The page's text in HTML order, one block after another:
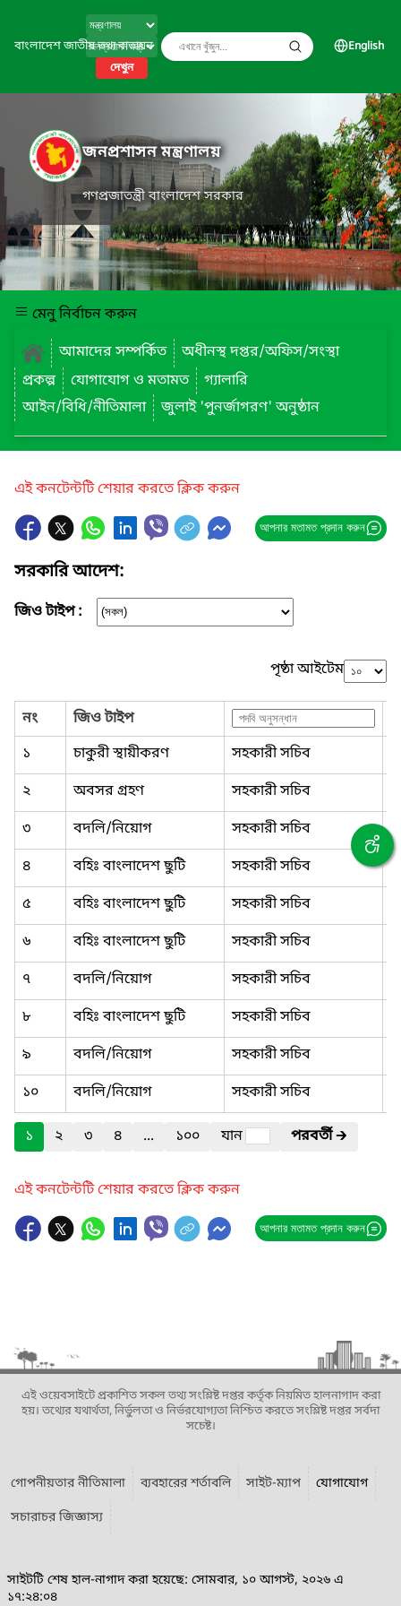
বাংলাদেশ জাতীয় তথ্য বাতায়ন
দেখুন
English
জনপ্রশাসন মন্ত্রণালয়
গণপ্রজাতন্ত্রী বাংলাদেশ সরকার
মেনু নির্বাচন করুন
আমাদের সম্পর্কিত
অধীনস্থ দপ্তর/অফিস/সংস্থা
প্রকল্প
যোগাযোগ ও মতামত
গ্যালারি
আইন/বিধি/নীতিমালা
জুলাই 'পুনর্জাগরণ' অনুষ্ঠান
এই কনটেন্টটি শেয়ার করতে ক্লিক করুন
আপনার মতামত প্রদান করুন
সরকারি আদেশ:
জিও টাইপ :
পৃষ্ঠা আইটেম
নং
জিও টাইপ
১
চাকুরী স্থায়ীকরণ সহকারী সচিব
২
অবসর গ্রহণ সহকারী সচিব
৩
বদলি/নিয়োগ সহকারী সচিব
৪
বহিঃ বাংলাদেশ ছুটি সহকারী সচিব
৫
বহিঃ বাংলাদেশ ছুটি সহকারী সচিব
৬
বহিঃ বাংলাদেশ ছুটি সহকারী সচিব
৭
বদলি/নিয়োগ সহকারী সচিব
৮
বহিঃ বাংলাদেশ ছুটি সহকারী সচিব
৯
বদলি/নিয়োগ সহকারী সচিব
১০
বদলি/নিয়োগ সহকারী সচিব
১ ২ ৩ ৪ ... ১০০ যান পরবর্তী🡲
এই কনটেন্টটি শেয়ার করতে ক্লিক করুন
আপনার মতামত প্রদান করুন
এই ওয়েবসাইটে প্রকাশিত সকল তথ্য সংশ্লিষ্ট দপ্তর কর্তৃক নিয়মিত হালনাগাদ করা
হয়। তথ্যের যথার্থতা, নির্ভুলতা ও নির্ভরযোগ্যতা নিশ্চিত করতে সংশ্লিষ্ট দপ্তর সর্বদা
সচেষ্ট।
গোপনীয়তার নীতিমালা ব্যবহারের শর্তাবলি সাইট-ম্যাপ
যোগাযোগ
সচারাচর জিজ্ঞাস্য
সাইটটি শেষ হাল-নাগাদ করা হয়েছে: সোমবার, ১০ আগস্ট, ২০২৬ এ
১৭:২৪:০৪